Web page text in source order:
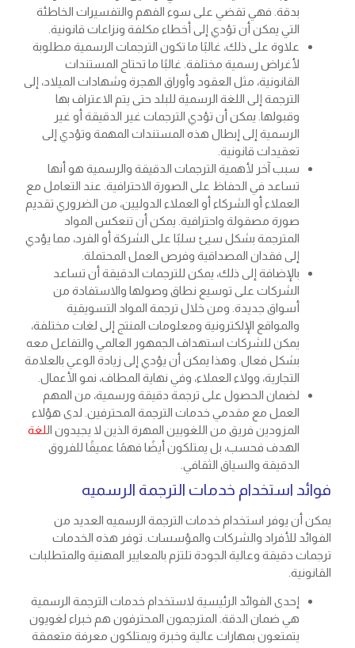
بدقة. فهي تقضي على سوء الفهم والتفسيرات الخاطئة
التي يمكن أن تؤدي إلى أخطاء مكلفة ونزاعات قانونية.
علاوة على ذلك، غالبًا ما تكون الترجمات الرسمية مطلوبة
لأغراض رسمية مختلفة. غالبًا ما تحتاج المستندات
القانونية، مثل العقود وأوراق الهجرة وشهادات الميلاد، إلى
الترجمة إلى اللغة الرسمية للبلد حتى يتم الاعتراف بها
وقبولها. يمكن أن تؤدي الترجمات غير الدقيقة أو غير
الرسمية إلى إبطال هذه المستندات المهمة وتؤدي إلى
تعقيدات قانونية.
سبب آخر لأهمية الترجمات الدقيقة والرسمية هو أنها
تساعد في الحفاظ على الصورة الاحترافية. عند التعامل مع
العملاء أو الشركاء أو العملاء الدوليين، من الضروري تقديم
صورة مصقولة واحترافية. يمكن أن تنعكس المواد
المترجمة بشكل سيئ سلبًا على الشركة أو الفرد، مما يؤدي
إلى فقدان المصداقية وفرص العمل المحتملة.
بالإضافة إلى ذلك، يمكن للترجمات الدقيقة أن تساعد
الشركات على توسيع نطاق وصولها والاستفادة من
أسواق جديدة. ومن خلال ترجمة المواد التسويقية
والمواقع الإلكترونية ومعلومات المنتج إلى لغات مختلفة،
يمكن للشركات استهداف الجمهور العالمي والتفاعل معه
بشكل فعال. وهذا يمكن أن يؤدي إلى زيادة الوعي بالعلامة
التجارية، وولاء العملاء، وفي نهاية المطاف، نمو الأعمال.
لضمان الحصول على ترجمة دقيقة ورسمية، من المهم
العمل مع مقدمي خدمات الترجمة المحترفين. لدى هؤلاء
المزودين فريق من اللغويين المهرة الذين لا يجيدون اللغة
الهدف فحسب، بل يمتلكون أيضًا فهمًا عميقًا للفروق
الدقيقة والسياق الثقافي.
فوائد استخدام خدمات الترجمة الرسميه
يمكن أن يوفر استخدام خدمات الترجمة الرسميه العديد من
الفوائد للأفراد والشركات والمؤسسات. توفر هذه الخدمات
ترجمات دقيقة وعالية الجودة تلتزم بالمعايير المهنية والمتطلبات
القانونية.
إحدى الفوائد الرئيسية لاستخدام خدمات الترجمة الرسمية
هي ضمان الدقة. المترجمون المحترفون هم خبراء لغويون
يتمتعون بمهارات عالية وخبرة ويمتلكون معرفة متعمقة